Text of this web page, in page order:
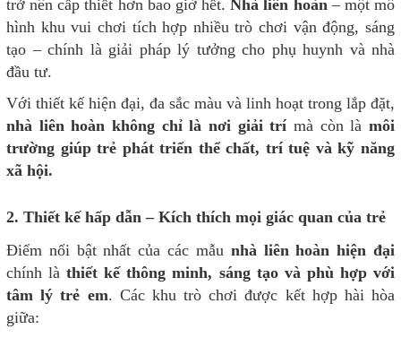
trở nên cấp thiết hơn bao giờ hết.Nhà liên hoàn – một mô
hình khu vui chơi tích hợp nhiều trò chơi vận động, sáng
tạo – chính là giải pháp lý tưởng cho phụ huynh và nhà
đầu tư.
Với thiết kế hiện đại, đa sắc màu và linh hoạt trong lắp đặt,
nhà liên hoàn không chỉ là nơi giải trí mà còn làmôi
trường giúp trẻ phát triển thể chất, trí tuệ và kỹ năng
xã hội.
2. Thiết kế hấp dẫn – Kích thích mọi giác quan của trẻ
Điểm nổi bật nhất của các mẫu nhà liên hoàn hiện đại
chính làthiết kế thông minh, sáng tạo và phù hợp với
tâm lý trẻ em. Các khu trò chơi được kết hợp hài hòa
giữa: